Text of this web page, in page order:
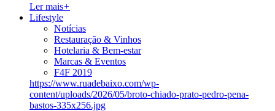
Ler mais+
Lifestyle
Notícias
Restauração & Vinhos
Hotelaria & Bem-estar
Marcas & Eventos
F4F 2019
https://www.ruadebaixo.com/wp-
content/uploads/2026/05/broto-chiado-prato-pedro-pena-
bastos-335x256.jpg